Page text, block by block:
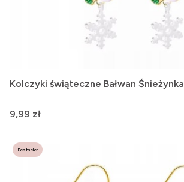
Kolczyki świąteczne Bałwan Śnieżynka
Cena
9,99 zł
Bestseller